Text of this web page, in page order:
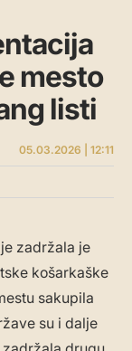
mesto
listi
05.03.2026 | 12:11
zadržala je
košarkaške
sakupila
su i dalje